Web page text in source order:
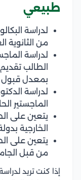
طبيعي
لدراسة
من الثانوية
لدراسة
الطالب
بمعدل قبول
لدراسة
الماجستير
يتعين على
الخارجية
يتعين على
من قبل
إذا كنت تريد